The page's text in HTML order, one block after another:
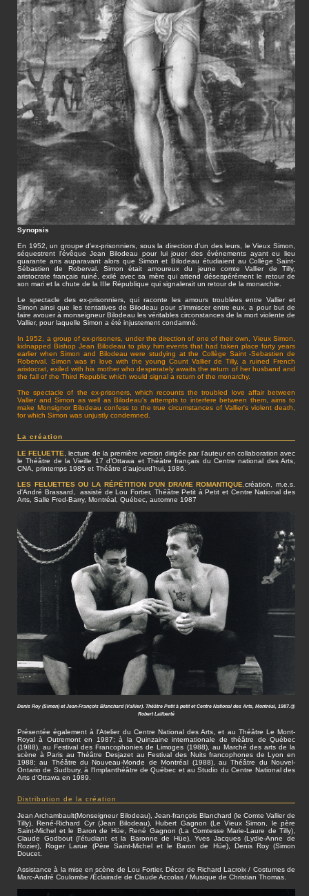
Synopsis
En 1952, un groupe d'ex-prisonniers, sous la direction d'un des leurs, le Vieux Simon,
séquestrent l'évêque Jean Bilodeau pour lui jouer des événements ayant eu lieu
quarante ans auparavant alors que Simon et Bilodeau étudiaient au Collège Saint-
Sébastien de Roberval. Simon était amoureux du jeune comte Vallier de Tilly,
aristocrate français ruiné, exilé avec sa mère qui attend désespérément le retour de
son mari et la chute de la IIIe République qui signalerait un retour de la monarchie.
Le spectacle des ex-prisonniers, qui raconte les amours troublées entre Vallier et
Simon ainsi que les tentatives de Bilodeau pour s'immiscer entre eux, a pour but de
faire avouer à monseigneur Bilodeau les véritables circonstances de la mort violente de
Vallier, pour laquelle Simon a été injustement condamné.
In 1952, a group of ex-prisoners, under the direction of one of their own, Vieux Simon,
kidnapped Bishop Jean Bilodeau to play him events that had taken place forty years
earlier when Simon and Bilodeau were studying at the Collège Saint -Sebastien de
Roberval. Simon was in love with the young Count Vallier de Tilly, a ruined French
aristocrat, exiled with his mother who desperately awaits the return of her husband and
the fall of the Third Republic which would signal a return of the monarchy.
The spectacle of the ex-prisoners, which recounts the troubled love affair between
Vallier and Simon as well as Bilodeau's attempts to interfere between them, aims to
make Monsignor Bilodeau confess to the true circumstances of Vallier's violent death,
for which Simon was unjustly condemned.
La création
LE FELUETTE
, lecture de la première version dirigée par l’auteur en collaboration avec
le Théâtre de la Vieille 17 d’Ottawa et Théätre français du Centre national des Arts,
CNA, printemps 1985 et Théâtre d’aujourd’hui, 1986.
LES FELUETTES OU LA RÉPÉTITION D'UN DRAME ROMANTIQUE ,création, m.e.s.
d'André Brassard, assisté de Lou Fortier, Théâtre Petit à Petit et Centre National des
Arts, Salle Fred-Barry, Montréal, Québec, automne 1987
Denis Roy (Simon) et Jean-François Blanchard (Vallier). Théâtre Petit à petit et Centre National des Arts, Montréal, 1987.@
Robert Laliberté
Présentée également à l'Atelier du Centre National des Arts, et au Théâtre Le Mont-
Royal à Outremont en 1987; à la Quinzaine internationale de théâtre de Québec
(1988), au Festival des Francophonies de Limoges (1988), au Marché des arts de la
scène à Paris au Théâtre Desjazet au Festival des Nuits francophones de Lyon en
1988; au Théâtre du Nouveau-Monde de Montréal (1988), au Théâtre du Nouvel-
Ontario de Sudbury, à l'Implanthéâtre de Québec et au Studio du Centre National des
Arts d'Ottawa en 1989.
Distribution de la création
Jean Archambault(Monseigneur Bilodeau), Jean-françois Blanchard (le Comte Vallier de
Tilly), René-Richard Cyr (Jean Bilodeau), Hubert Gagnon (Le Vieux Simon, le père
Saint-Michel et le Baron de Hüe, René Gagnon (La Comtesse Marie-Laure de Tilly),
Claude Godbout (l'étudiant et la Baronne de Hüe), Yves Jacques (Lydie-Anne de
Rozier), Roger Larue (Père Saint-Michel et le Baron de Hüe), Denis Roy (Simon
Doucet.
Assistance à la mise en scène de Lou Fortier. Décor de Richard Lacroix / Costumes de
Marc-André Coulombe /Éclairade de Claude Accolas / Musique de Christian Thomas.